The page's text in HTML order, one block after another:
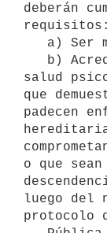
deberán
requisitos:
salud
que
padecen
o que
luego del
protocolo